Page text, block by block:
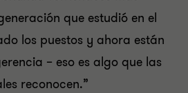
que estudió en el
los puestos y ahora están
– eso es algo que las
reconocen.”